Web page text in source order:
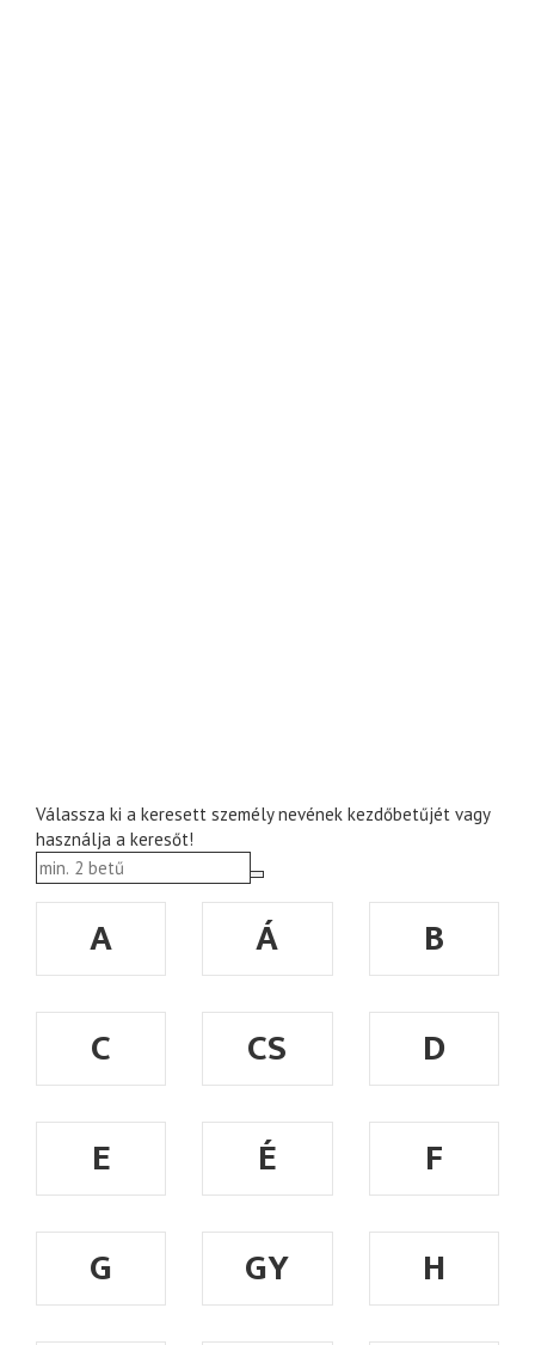
Válassza ki a keresett személy nevének kezdőbetűjét vagy
használja a keresőt!
A Á
B
C
CS
D
E
É
F
G
GY H